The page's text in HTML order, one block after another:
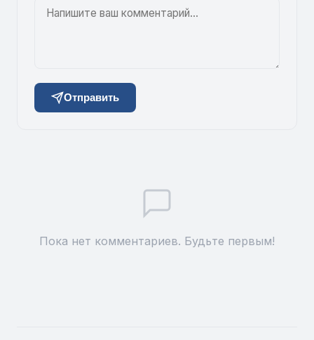
Отправить
Пока нет комментариев. Будьте первым!